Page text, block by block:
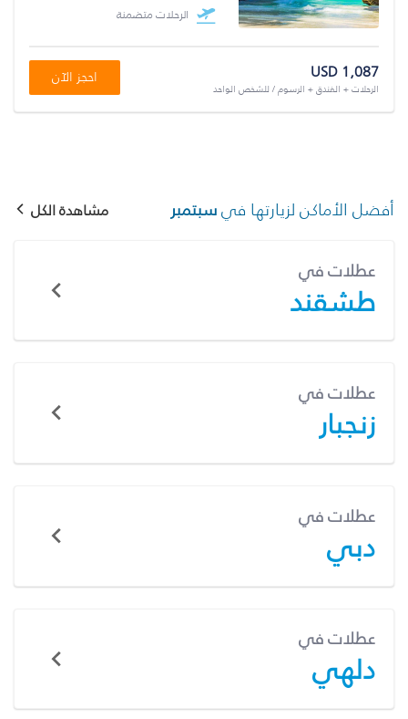
الرحلات متضمنة
USD 1,087
الرحلات + الفندق + الرسوم / للشخص الواحد
احجز الآن
أفضل الأماكن لزيارتها فيسبتمبر مشاهدة الكل
عطلات في
طشقند
عطلات في
زنجبار
عطلات في
دبي
عطلات في
دلهي